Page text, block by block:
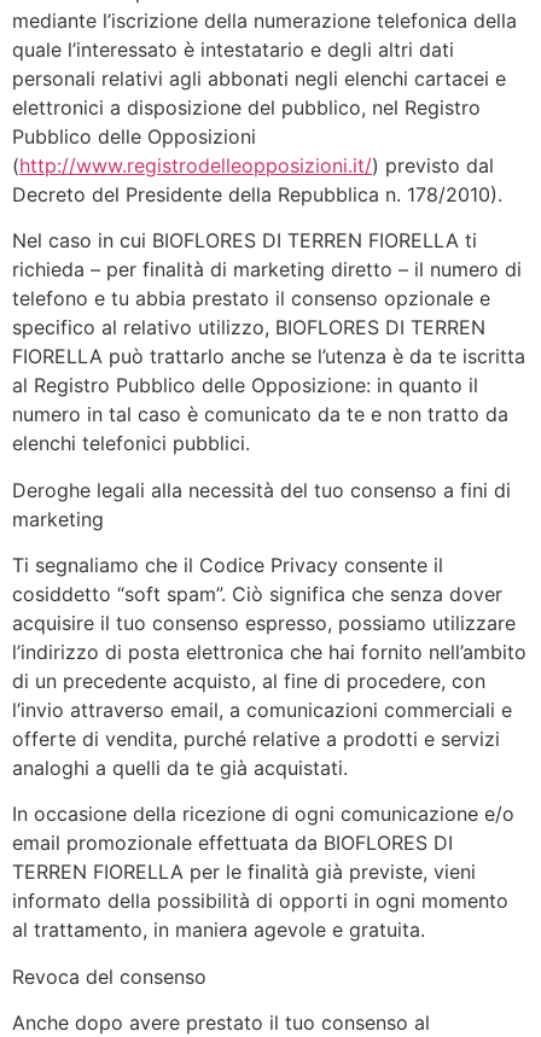
mediante l’iscrizione della numerazione telefonica della
quale l’interessato è intestatario e degli altri dati
personali relativi agli abbonati negli elenchi cartacei e
elettronici a disposizione del pubblico, nel Registro
Pubblico delle Opposizioni
(http://www.registrodelleopposizioni.it/) previsto dal
Decreto del Presidente della Repubblica n. 178/2010).
Nel caso in cui BIOFLORES DI TERREN FIORELLA ti
richieda – per finalità di marketing diretto – il numero di
telefono e tu abbia prestato il consenso opzionale e
specifico al relativo utilizzo, BIOFLORES DI TERREN
FIORELLA può trattarlo anche se l’utenza è da te iscritta
al Registro Pubblico delle Opposizione: in quanto il
numero in tal caso è comunicato da te e non tratto da
elenchi telefonici pubblici.
Deroghe legali alla necessità del tuo consenso a fini di
marketing
Ti segnaliamo che il Codice Privacy consente il
cosiddetto “soft spam”. Ciò significa che senza dover
acquisire il tuo consenso espresso, possiamo utilizzare
l’indirizzo di posta elettronica che hai fornito nell’ambito
di un precedente acquisto, al fine di procedere, con
l’invio attraverso email, a comunicazioni commerciali e
offerte di vendita, purché relative a prodotti e servizi
analoghi a quelli da te già acquistati.
In occasione della ricezione di ogni comunicazione e/o
email promozionale effettuata da BIOFLORES DI
TERREN FIORELLA per le finalità già previste, vieni
informato della possibilità di opporti in ogni momento
al trattamento, in maniera agevole e gratuita.
Revoca del consenso
Anche dopo avere prestato il tuo consenso al